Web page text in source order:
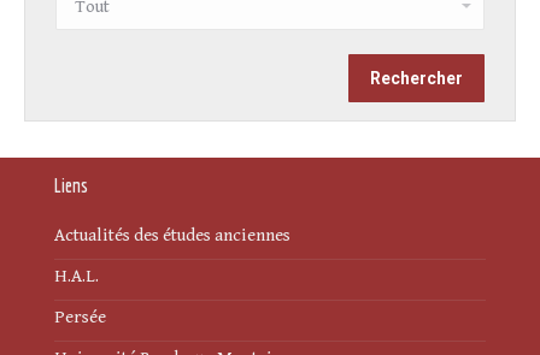
Liens
Actualités des études anciennes
H.A.L.
Persée